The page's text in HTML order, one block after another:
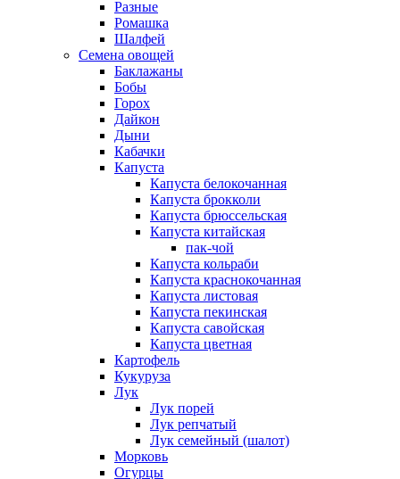
Разные
Ромашка
Шалфей
Семена овощей
Баклажаны
Бобы
Горох
Дайкон
Дыни
Кабачки
Капуста
Капуста белокочанная
Капуста брокколи
Капуста брюссельская
Капуста китайская
пак-чой
Капуста кольраби
Капуста краснокочанная
Капуста листовая
Капуста пекинская
Капуста савойская
Капуста цветная
Картофель
Кукуруза
Лук
Лук порей
Лук репчатый
Лук семейный (шалот)
Морковь
Огурцы